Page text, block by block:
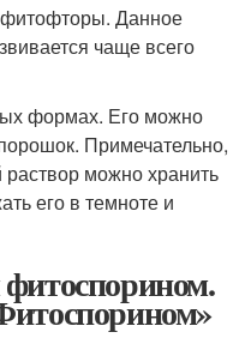
Данное
чаще всего
формах. Его можно
Примечательно,
можно хранить
его в темноте и